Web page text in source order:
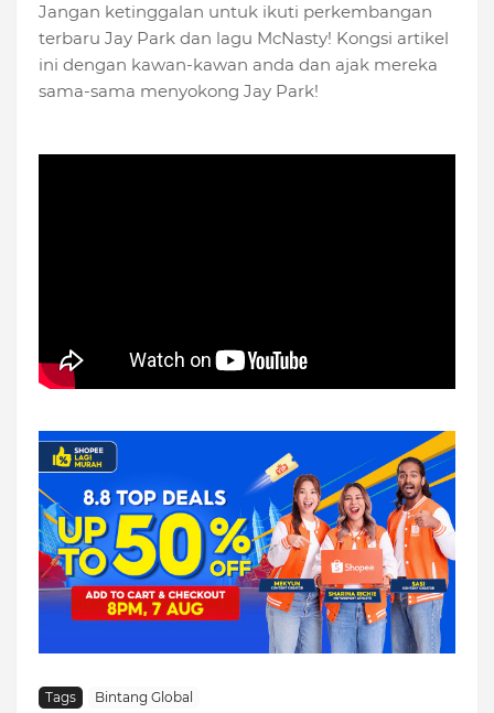
Jangan ketinggalan untuk ikuti perkembangan
terbaru Jay Park dan lagu McNasty! Kongsi artikel
ini dengan kawan-kawan anda dan ajak mereka
sama-sama menyokong Jay Park!
Tags Bintang Global